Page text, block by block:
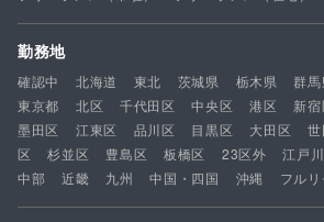
勤務地
確認中 北海道 東北 茨城県 栃木県 群馬
東京都
北区 千代田区 中央区 港区 新宿
墨田区
江東区 品川区 目黒区 大田区
区
杉並区 豊島区 板橋区 23区外 江戸
中部
近畿 九州 中国・四国 沖縄 フルリ